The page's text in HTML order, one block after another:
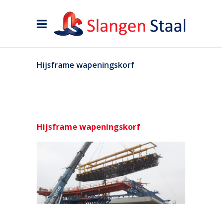
Hijsframe wapeningskorf
Hijsframe wapeningskorf